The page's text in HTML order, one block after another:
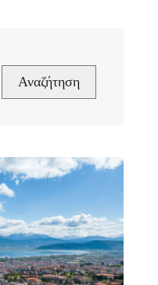
Αναζήτηση